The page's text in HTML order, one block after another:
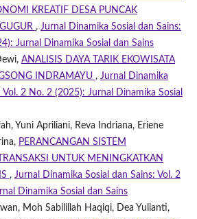
KREATIF DESA PUNCAK
, Jurnal Dinamika Sosial dan Sains:
Jurnal Dinamika Sosial dan Sains
ANALISIS DAYA TARIK EKOWISATA
INDRAMAYU , Jurnal Dinamika
Vol. 2 No. 2 (2025): Jurnal Dinamika Sosial
Yuni Apriliani, Reva Indriana, Eriene
PERANCANGAN SISTEM
UNTUK MENINGKATKAN
, Jurnal Dinamika Sosial dan Sains: Vol. 2
Dinamika Sosial dan Sains
Moh Sabilillah Haqiqi, Dea Yulianti,